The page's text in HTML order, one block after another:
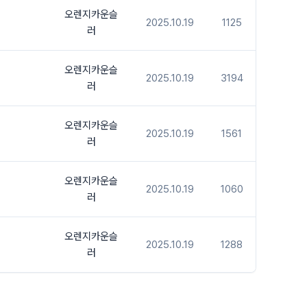
오렌지카운슬
러
2025.10.19 1125
오렌지카운슬
러
2025.10.19 3194
오렌지카운슬
러
2025.10.19 1561
오렌지카운슬
러
2025.10.19 1060
오렌지카운슬
러
2025.10.19 1288